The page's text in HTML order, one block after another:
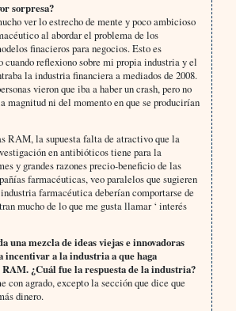
sorpresa?
ver lo estrecho de mente y poco ambicioso
al abordar el problema de los
finacieros para negocios. Esto es
cuando reflexiono sobre mi propia industria y el
la industria financiera a mediados de 2008.
vieron que iba a haber un crash, pero no
magnitud ni del momento en que se producirían
RAM, la supuesta falta de atractivo que la
en antibióticos tiene para la
y grandes razones precio-beneficio de las
farmacéuticas, veo paralelos que sugieren
farmacéutica deberían comportarse de
mucho de lo que me gusta llamar ‘ interés
una mezcla de ideas viejas e innovadoras
incentivar a la industria a que haga
¿Cuál fue la respuesta de la industria?
con agrado, excepto la sección que dice que
dinero.